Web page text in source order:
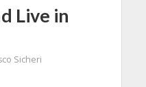
Live in
Sicheri